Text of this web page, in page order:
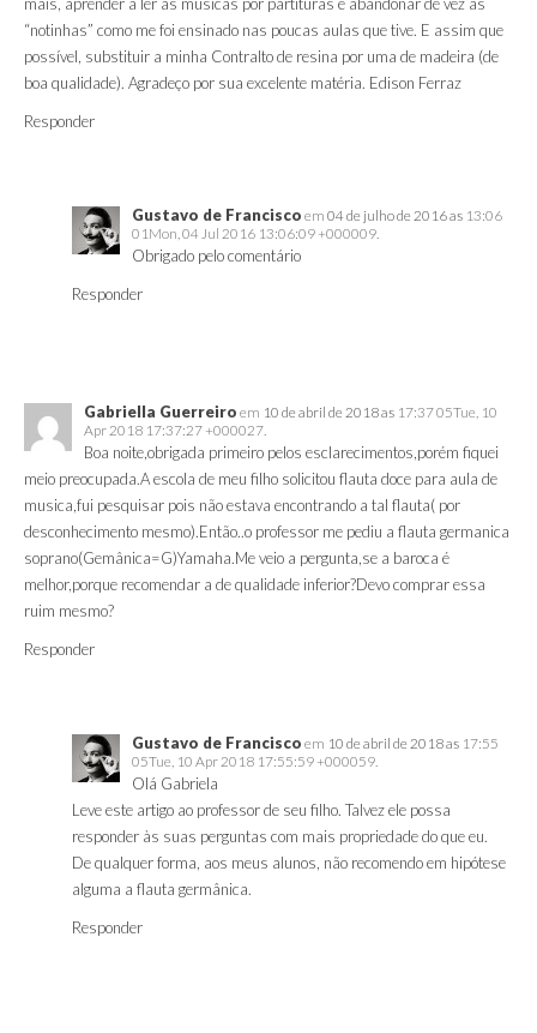
“notinhas” como me foi ensinado nas poucas aulas que tive. E assim que
possível, substituir a minha Contralto de resina por uma de madeira (de
boa qualidade). Agradeço por sua excelente matéria. Edison Ferraz
Responder
Gustavo de Francisco em 04 de julho de 2016 as 13:06
01Mon, 04 Jul 2016 13:06:09 +000009.
Obrigado pelo comentário
Responder
Gabriella Guerreiro em 10 de abril de 2018 as 17:37 05Tue, 10
Apr 2018 17:37:27 +000027.
Boa noite,obrigada primeiro pelos esclarecimentos,porém fiquei
meio preocupada.A escola de meu filho solicitou flauta doce para aula de
musica,fui pesquisar pois não estava encontrando a tal flauta( por
desconhecimento mesmo).Então..o professor me pediu a flauta germanica
soprano(Gemânica=G)Yamaha.Me veio a pergunta,se a baroca é
melhor,porque recomendar a de qualidade inferior?Devo comprar essa
ruim mesmo?
Responder
Gustavo de Francisco em 10 de abril de 2018 as 17:55
05Tue, 10 Apr 2018 17:55:59 +000059.
Olá Gabriela
Leve este artigo ao professor de seu filho. Talvez ele possa
responder às suas perguntas com mais propriedade do que eu.
De qualquer forma, aos meus alunos, não recomendo em hipótese
alguma a flauta germânica.
Responder